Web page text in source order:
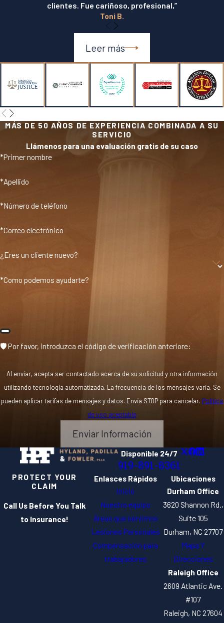
clientes. Fue cariñoso, profesional,”
Toni B.
Leer más
MÁS DE 50 AÑOS DE EXPERIENCIA COMBINADA A SU
SERVICIO
Llámenos para una evaluación gratis de su caso
*Primer nombre
*Apellido
*Número de teléfono
*Correo electrónico
¿Eres un cliente nuevo?
*Como podemos ayudarte?
🛡️ Por favor, introduzca el código de verificación anteriore:
Al enviar, acepta ser contactado acerca de su solicitud y otra información
utilizando tecnología automatizada. La frecuencia de los mensajes varía. Se
pueden aplicar tarifas de mensajes y datos. Envía STOP para cancelar. Política
de uso aceptable
Enviar Información
Disponible 24/7
919-891-8361
PROTECT YOUR
CLAIM
Call Us Before You Talk
to Insurance!
Enlasces Rápidos
Inicio
Nuestro equipo
Áreas que servimos
Lesiones Personales
Compensación para
trabajadores
Ubicaciones
Durham Office
3620 Shannon Rd.,
Suite 105
Durham, NC 27707
Mapa Y
Direcciones
Raleigh Office
2609 Atlantic Ave.
#107
Raleigh, NC 27604